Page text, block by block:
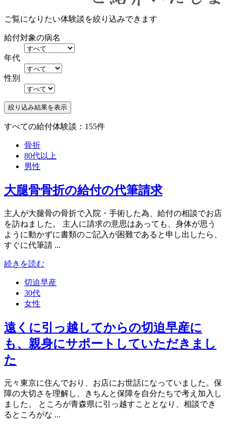
ご覧になりたい体験談を絞り込みできます
給付対象の病名
年代
性別
すべての給付体験談：155件
骨折
80代以上
男性
大腿骨骨折の給付の代筆請求
主人が大腿骨の骨折で入院・手術した為、給付の相談でお店
を訪ねました。 主人に請求の意思はあっても、身体が思う
ように動かずに書類のご記入が困難であると申し出したら、
すぐに代筆請 ...
続きを読む
切迫早産
30代
女性
遠くに引っ越してからの切迫早産に
も、親身にサポートしていただきまし
た
元々東京に住んでおり、お店にお世話になっていました。保
障の大切さを理解し、きちんと保障を自分たちで考え加入し
ました。 ところが青森県に引っ越すこととなり、相談でき
るところがな ...